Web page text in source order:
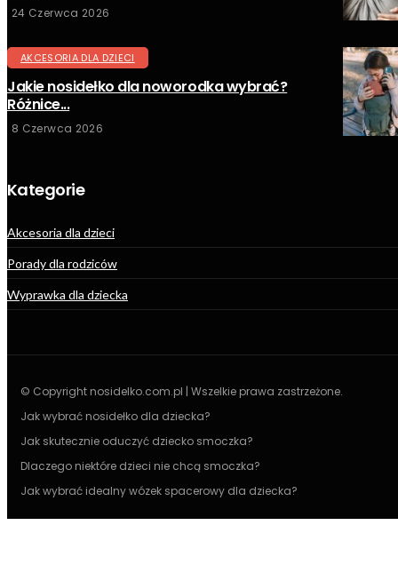
24 Czerwca 2026
AKCESORIA DLA DZIECI
Jakie nosidełko dla noworodka wybrać?
Różnice...
8 Czerwca 2026
Kategorie
Akcesoria dla dzieci
Porady dla rodziców
Wyprawka dla dziecka
© Copyright nosidelko.com.pl | Wszelkie prawa zastrzeżone.
Jak wybrać nosidełko dla dziecka?
Jak skutecznie oduczyć dziecko smoczka?
Dlaczego niektóre dzieci nie chcą smoczka?
Jak wybrać idealny wózek spacerowy dla dziecka?